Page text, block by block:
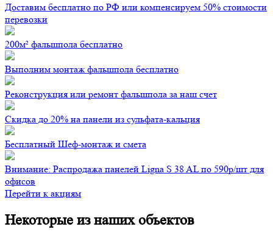
Доставим бесплатно по РФ или компенсируем 50% стоимости
перевозки
200м² фальшпола бесплатно
Выполним монтаж фальшпола бесплатно
Реконструкция или ремонт фальшпола за наш счет
Скидка до 20% на панели из сульфата-кальция
Бесплатный Шеф-монтаж и смета
Внимание: Распродажа панелей Ligna S 38 AL по 590р/шт для
офисов
Перейти к акциям
Некоторые из наших объектов